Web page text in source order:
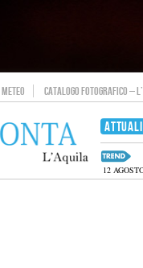
METEO CATALOGO FOTOGRAFICO –
12